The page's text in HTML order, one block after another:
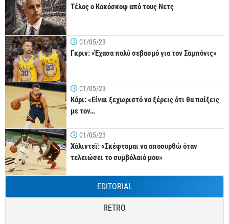
Τέλος ο Κοκόσκοφ από τους Νετς
01/05/23
Γκριν: «Έχασα πολύ σεβασμό για τον Σαμπόνις»
01/05/23
Κάρι: «Είναι ξεχωριστό να ξέρεις ότι θα παίξεις
με τον…
01/05/23
Χόλιντεϊ: «Σκέφτομαι να αποσυρθώ όταν
τελειώσει το συμβόλαιό μου»
EDITORIAL
RETRO